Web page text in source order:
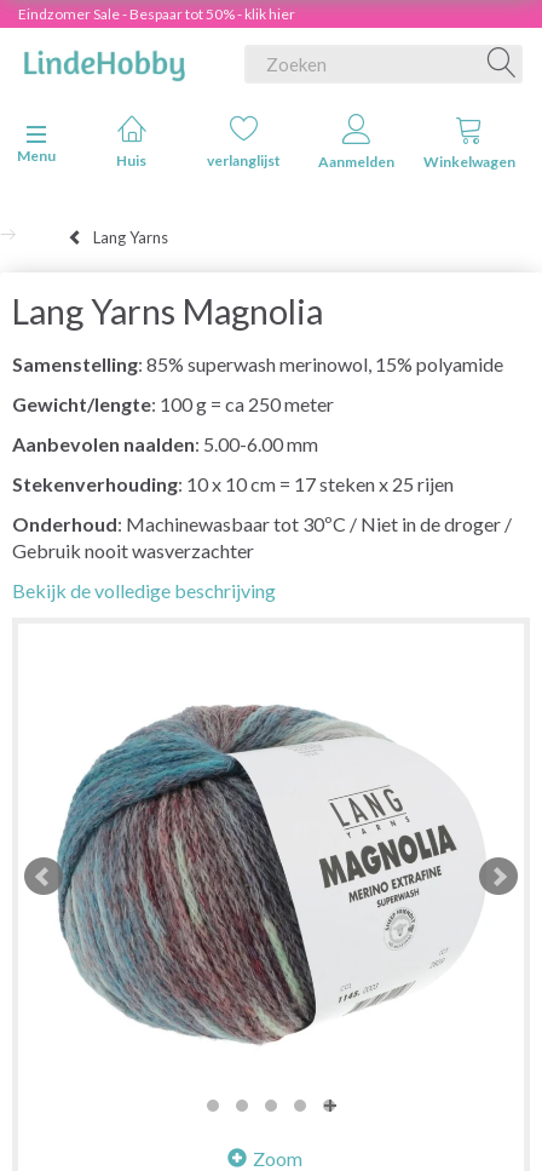
Eindzomer Sale - Bespaar tot 50% - klik hier
Navigatie in-/uitschakelen
Menu
Huis verlanglijst Aanmelden Winkelwagen
Lang Yarns
Lang Yarns Magnolia
Samenstelling: 85% superwash merinowol, 15% polyamide
Gewicht/lengte: 100 g = ca 250 meter
Aanbevolen naalden: 5.00-6.00 mm
Stekenverhouding: 10 x 10 cm = 17 steken x 25 rijen
Onderhoud: Machinewasbaar tot 30ºC / Niet in de droger /
Gebruik nooit wasverzachter
Bekijk de volledige beschrijving
Zoom